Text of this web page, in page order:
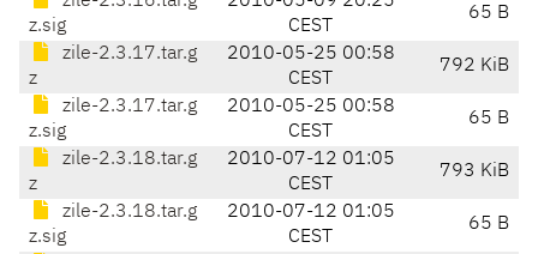
z.sig
CEST
65 B
zile-2.3.17.tar.g
z
2010-05-25 00:58
CEST
792 KiB
zile-2.3.17.tar.g
z.sig
2010-05-25 00:58
CEST
65 B
zile-2.3.18.tar.g
z
2010-07-12 01:05
CEST
793 KiB
zile-2.3.18.tar.g
z.sig
2010-07-12 01:05
CEST
65 B